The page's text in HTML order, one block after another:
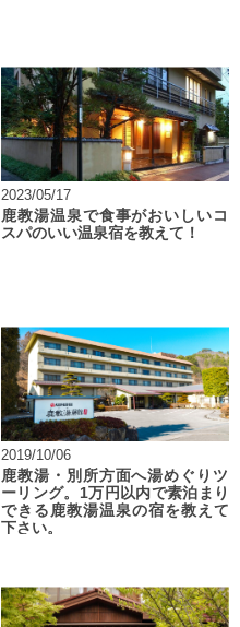
2023/05/17
鹿教湯温泉で食事がおいしいコ
スパのいい温泉宿を教えて！
2019/10/06
鹿教湯・別所方面へ湯めぐりツ
ーリング。1万円以内で素泊まり
できる鹿教湯温泉の宿を教えて
下さい。